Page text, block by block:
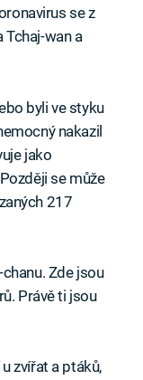
se z
Tchaj-wan a
byli ve styku
nakazil
jako
se může
217
Zde jsou
Právě ti jsou
zvířat a ptáků,